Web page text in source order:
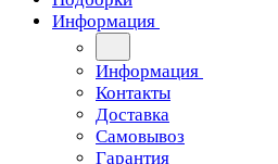
Информация
Информация
Контакты
Доставка
Самовывоз
Гарантия